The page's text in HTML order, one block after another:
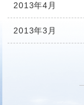
2013年4月
2013年3月